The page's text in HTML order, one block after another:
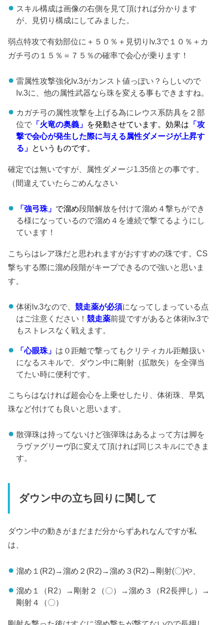
スキル構成は画像の右側を見て頂ければ分かります
が、見切り構成にしてみました。
弱点特攻で有効部位に＋５０％＋見切りlv.3で１０％＋カ
ガチ弓の１５％＝７５％の確率で会心が乗ります！
雷属性攻撃強化lv.3がカンスト値っぽい？らしいので
lv.3に、他の属性武器なら珠を変える事もできますね。
カガチ弓の属性攻撃を上げる為にレウス系防具を２部
位で「火竜の奥義」 を発動させています。効果は 「攻
撃で会心が発生した際に与える属性ダメージが上昇す
る」 というものです。
確定では無いですが、属性ダメージ1.35倍との事です。
（間違えていたらごめんなさい
「強弓珠」 で溜め段階解放を付けて溜め４撃ちができ
る様になっているので溜め４を連続で撃てるようにし
ています！
こちらはレア珠だと思われますがおすすめの珠です。CS
撃ちする際に溜め段階がキープできるので強いと思いま
す。
体術lv.3なので、 競走薬が必須になってしまっている点
はご注意ください！ 競走薬前提ですがあると体術lv.3で
もストレスなく戦えます。
「心眼珠」 は０距離で撃ってもクリティカル距離扱い
になるスキルで、ダウン中に剛射（拡散矢）を全弾当
てたい時に便利です。
こちらはなければ超会心を上乗せしたり、体術珠、早気
珠など付けても良いと思います。
散弾珠は持ってないけど強弾珠はあるよって方は脚を
ラヴァグリーヴβに変えて頂ければ同じスキルにできま
す。
ダウン中の立ち回りに関して
ダウン中の動きがまだまだ分からずあれなんですが私
は、
溜め１(R2)→溜め２(R2)→溜め３(R2)→剛射(〇)や、
溜め１（R2）→剛射２（〇）→溜め３（R2長押し）→
剛射４（〇）